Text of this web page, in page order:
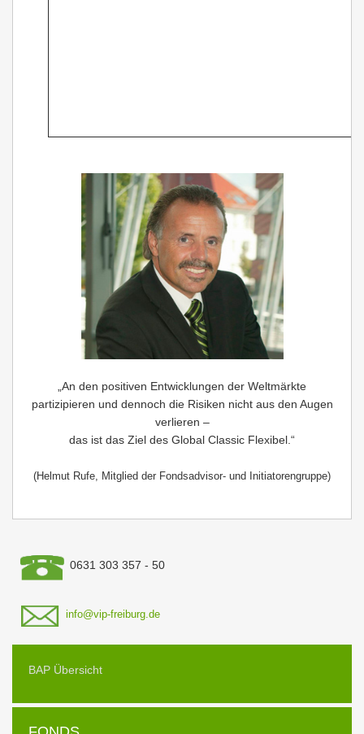
„An den positiven Entwicklungen der Weltmärkte
partizipieren und dennoch die Risiken nicht aus den Augen
verlieren –
das ist das Ziel des Global Classic Flexibel.“
(Helmut Rufe, Mitglied der Fondsadvisor- und Initiatorengruppe)
0631 303 357 - 50
info@vip-freiburg.de
BAP Übersicht